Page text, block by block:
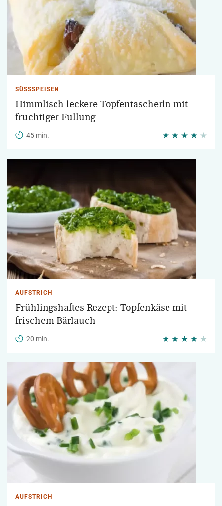
SÜSSSPEISEN
Himmlisch leckere Topfentascherln mit
fruchtiger Füllung
45 min.
AUFSTRICH
Frühlingshaftes Rezept: Topfenkäse mit
frischem Bärlauch
20 min.
AUFSTRICH